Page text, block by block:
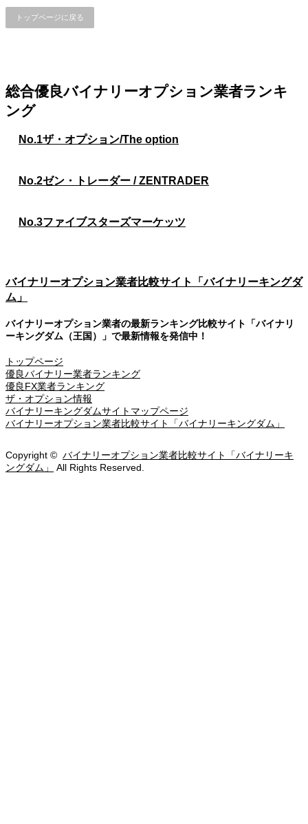
トップページに戻る
総合優良バイナリーオプション業者ランキ
ング
No.1ザ・オプション/The option
No.2ゼン・トレーダー / ZENTRADER
No.3ファイブスターズマーケッツ
バイナリーオプション業者比較サイト「バイナリーキングダ
ム」
バイナリーオプション業者の最新ランキング比較サイト「バイナリ
ーキングダム（王国）」で最新情報を発信中！
トップページ
優良バイナリー業者ランキング
優良FX業者ランキング
ザ・オプション情報
バイナリーキングダムサイトマップページ
バイナリーオプション業者比較サイト「バイナリーキングダム」
Copyright © バイナリーオプション業者比較サイト「バイナリーキ
ングダム」
All Rights Reserved.